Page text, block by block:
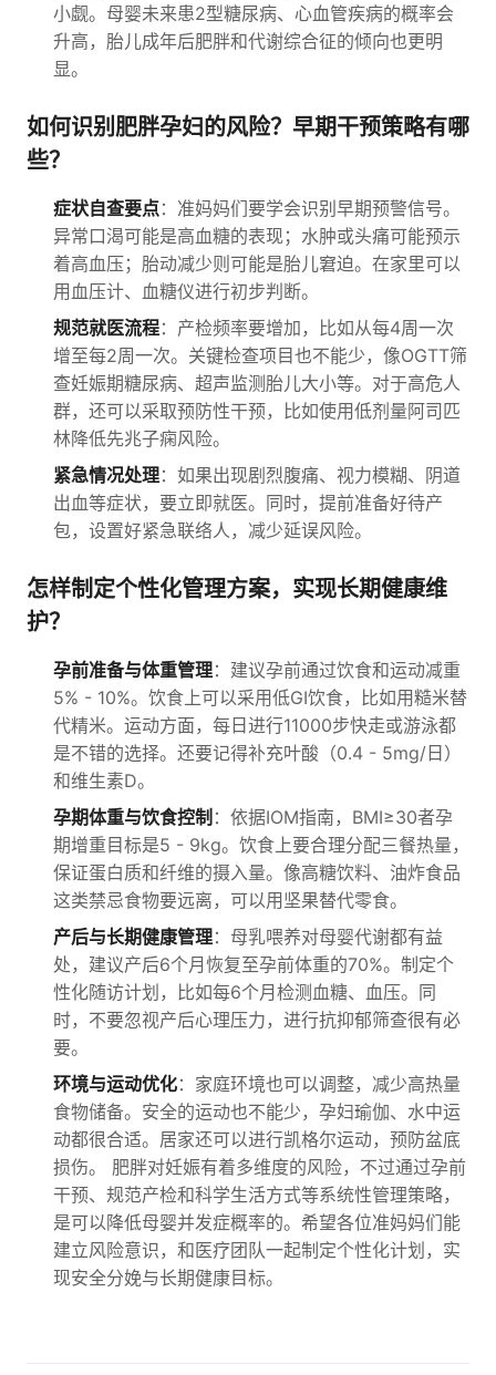
小觑。母婴未来患2型糖尿病、心血管疾病的概率会
升高，胎儿成年后肥胖和代谢综合征的倾向也更明
显。
如何识别肥胖孕妇的风险？早期干预策略有哪
些？
症状自查要点：准妈妈们要学会识别早期预警信号。
异常口渴可能是高血糖的表现；水肿或头痛可能预示
着高血压；胎动减少则可能是胎儿窘迫。在家里可以
用血压计、血糖仪进行初步判断。
规范就医流程：产检频率要增加，比如从每4周一次
增至每2周一次。关键检查项目也不能少，像OGTT筛
查妊娠期糖尿病、超声监测胎儿大小等。对于高危人
群，还可以采取预防性干预，比如使用低剂量阿司匹
林降低先兆子痫风险。
紧急情况处理：如果出现剧烈腹痛、视力模糊、阴道
出血等症状，要立即就医。同时，提前准备好待产
包，设置好紧急联络人，减少延误风险。
怎样制定个性化管理方案，实现长期健康维
护？
孕前准备与体重管理：建议孕前通过饮食和运动减重
5% - 10%。饮食上可以采用低GI饮食，比如用糙米替
代精米。运动方面，每日进行11000步快走或游泳都
是不错的选择。还要记得补充叶酸（0.4 - 5mg/日）
和维生素D。
孕期体重与饮食控制 ：依据IOM指南，BMI≥30者孕
期增重目标是5 - 9kg。饮食上要合理分配三餐热量，
保证蛋白质和纤维的摄入量。像高糖饮料、油炸食品
这类禁忌食物要远离，可以用坚果替代零食。
产后与长期健康管理：母乳喂养对母婴代谢都有益
处，建议产后6个月恢复至孕前体重的70%。制定个
性化随访计划，比如每6个月检测血糖、血压。同
时，不要忽视产后心理压力，进行抗抑郁筛查很有必
要。
环境与运动优化：家庭环境也可以调整，减少高热量
食物储备。安全的运动也不能少，孕妇瑜伽、水中运
动都很合适。居家还可以进行凯格尔运动，预防盆底
损伤。 肥胖对妊娠有着多维度的风险，不过通过孕前
干预、规范产检和科学生活方式等系统性管理策略，
是可以降低母婴并发症概率的。希望各位准妈妈们能
建立风险意识，和医疗团队一起制定个性化计划，实
现安全分娩与长期健康目标。